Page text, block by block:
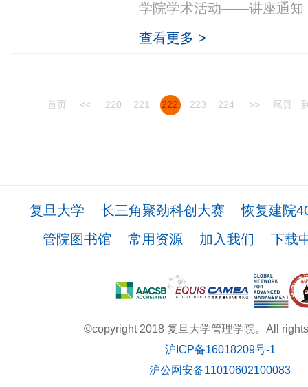
学院学术活动——讲座通知
查看更多 >
首页 << 220 221 222 223 224 >> 尾页
复旦大学 长三角聚劲科创大赛
恢复建院
管院图书馆
常用资源 加入我们 下载
©copyright 2018 复旦大学管理学院。All
沪ICP备16018209号-1
沪公网安备11010602100083